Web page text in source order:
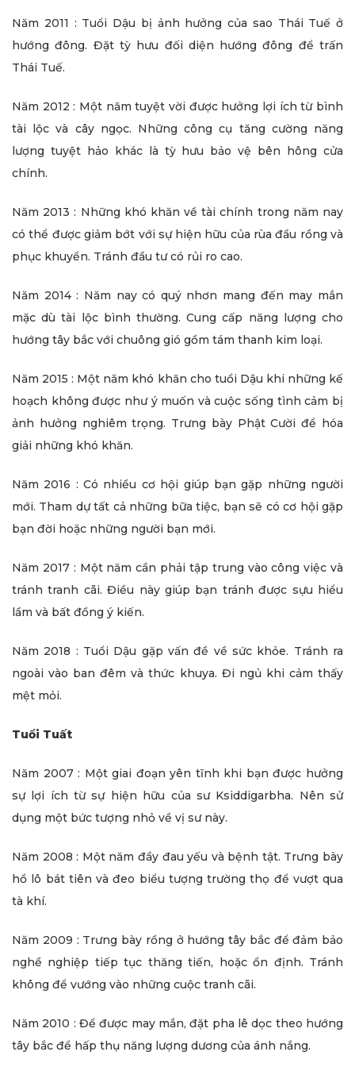
Năm 2011 : Tuổi Dậu bị ảnh hưởng của sao Thái Tuế ở
hướng đông. Đặt tỳ hưu đối diện hướng đông để trấn
Thái Tuế.
Năm 2012 : Một năm tuyệt vời được hưởng lợi ích từ bình
tài lộc và cây ngọc. Những công cụ tăng cường năng
lượng tuyệt hảo khác là tỳ hưu bảo vệ bên hông cửa
chính.
Năm 2013 : Những khó khăn về tài chính trong năm nay
có thể được giảm bớt với sự hiện hữu của rùa đầu rồng và
phục khuyển. Tránh đầu tư có rủi ro cao.
Năm 2014 : Năm nay có quý nhơn mang đến may mắn
mặc dù tài lộc bình thường. Cung cấp năng lượng cho
hướng tây bắc với chuông gió gồm tám thanh kim loại.
Năm 2015 : Một năm khó khăn cho tuổi Dậu khi những kế
hoạch không được như ý muốn và cuộc sống tình cảm bị
ảnh hưởng nghiêm trọng. Trưng bày Phật Cười để hóa
giải những khó khăn.
Năm 2016 : Có nhiều cơ hội giúp bạn gặp những người
mới. Tham dự tất cả những bữa tiệc, bạn sẽ có cơ hội gặp
bạn đời hoặc những người bạn mới.
Năm 2017 : Một năm cần phải tập trung vào công việc và
tránh tranh cãi. Điều này giúp bạn tránh được sựu hiểu
lầm và bất đồng ý kiến.
Năm 2018 : Tuổi Dậu gặp vấn đề về sức khỏe. Tránh ra
ngoài vào ban đêm và thức khuya. Đi ngủ khi cảm thấy
mệt mỏi.
Tuổi Tuất
Năm 2007 : Một giai đoạn yên tĩnh khi bạn được hưởng
sự lợi ích từ sự hiện hữu của sư Ksiddigarbha. Nên sử
dụng một bức tượng nhỏ về vị sư này.
Năm 2008 : Một năm đầy đau yếu và bệnh tật. Trưng bày
hồ lô bát tiên và đeo biểu tượng trường thọ để vượt qua
tà khí.
Năm 2009 : Trưng bày rồng ở hướng tây bắc để đảm bảo
nghề nghiệp tiếp tục thăng tiến, hoặc ổn định. Tránh
không để vướng vào những cuộc tranh cãi.
Năm 2010 : Để được may mắn, đặt pha lê dọc theo hướng
tây bắc để hấp thụ năng lượng dương của ánh nắng.